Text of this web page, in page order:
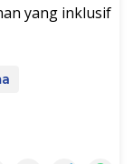
yang inklusif